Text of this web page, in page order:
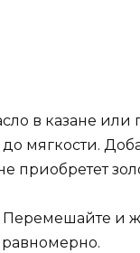
в казане или
мягкости.
приобретет
Перемешайте и
равномерно.